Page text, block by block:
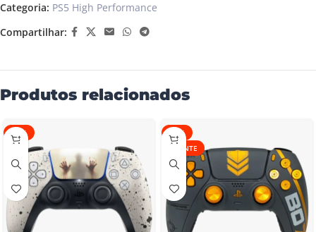
Categoria: PS5 High Performance
Compartilhar:
Produtos relacionados
-10%
-11%
QUENTE